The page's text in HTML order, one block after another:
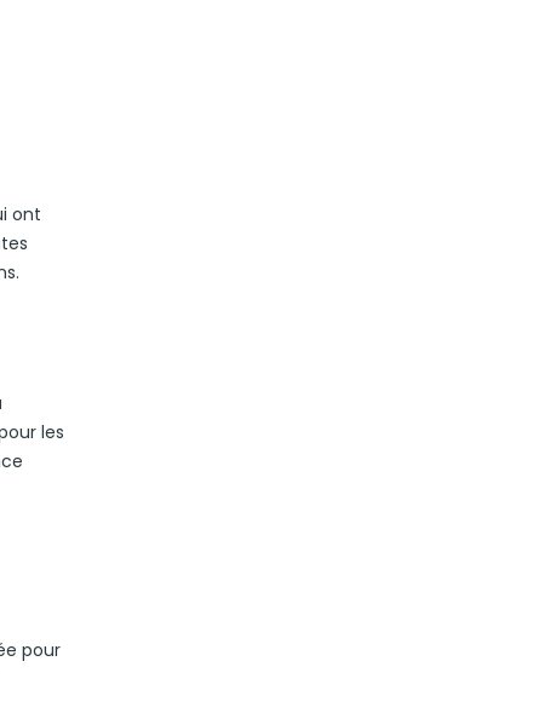
ont
les
pour